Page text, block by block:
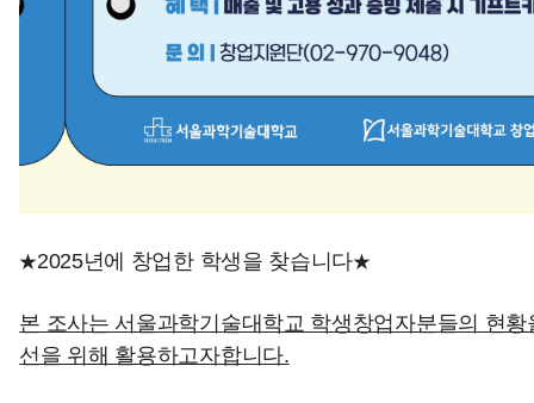
★2025년에 창업한 학생을 찾습니다★
본 조사는 서울과학기술대학교 학생창업자분들의 현황
선을 위해 활용하고자합니다.